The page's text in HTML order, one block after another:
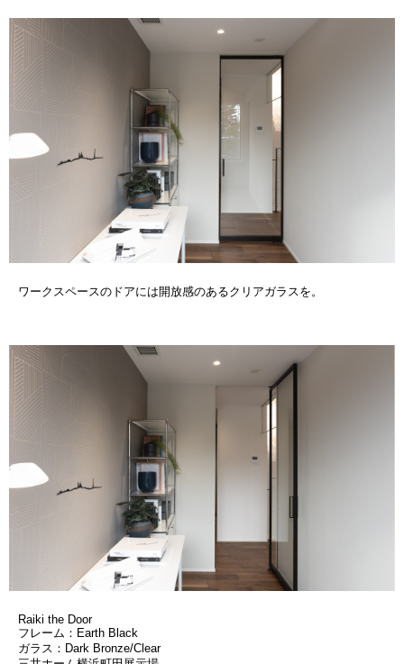
ワークスペースのドアには開放感のあるクリアガラスを。
Raiki the Door
フレーム：Earth Black
ガラス：Dark Bronze/Clear